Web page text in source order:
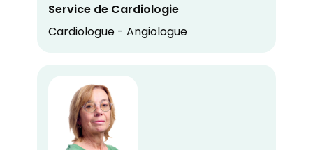
Service de Cardiologie
Cardiologue - Angiologue